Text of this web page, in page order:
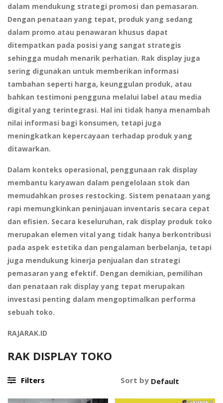
dalam mendukung strategi promosi dan pemasaran.
Dengan penataan yang tepat, produk yang sedang
dalam promo atau penawaran khusus dapat
ditempatkan pada posisi yang sangat strategis
sehingga mudah menarik perhatian. Rak display juga
sering digunakan untuk memberikan informasi
tambahan seperti harga, keunggulan produk, atau
bahkan testimoni pengguna melalui label atau media
digital yang terintegrasi. Hal ini tidak hanya menambah
nilai informasi bagi konsumen, tetapi juga
meningkatkan kepercayaan terhadap produk yang
ditawarkan.
Dalam konteks operasional, penggunaan rak display
membantu karyawan dalam pengelolaan stok dan
memudahkan proses restocking. Sistem penataan yang
rapi memungkinkan peninjauan inventaris secara cepat
dan efisien. Secara keseluruhan, rak display produk toko
merupakan elemen vital yang tidak hanya berkontribusi
pada aspek estetika dan pengalaman berbelanja, tetapi
juga mendukung kinerja penjualan dan strategi
pemasaran yang efektif. Dengan demikian, pemilihan
dan penataan rak display yang tepat merupakan
investasi penting dalam mengoptimalkan performa
sebuah toko.
RAJARAK.ID
RAK DISPLAY TOKO
Filters Sort by